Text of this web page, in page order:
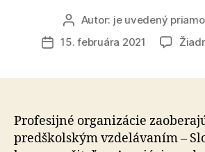
Autor
článku
Autor: je uvedený
Dátum
15. februára 2021
Profesijné organizácie
predškolským vzdelávaním –